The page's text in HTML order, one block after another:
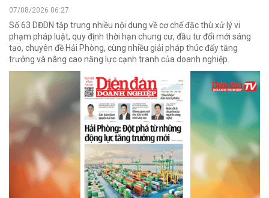
07/08/2026 06:27
Số 63 DĐDN tập trung nhiều nội dung về cơ chế đặc thù xử lý vi
phạm pháp luật, quy định thời hạn chung cư, đầu tư đổi mới sáng
tạo, chuyên đề Hải Phòng, cùng nhiều giải pháp thúc đẩy tăng
trưởng và nâng cao năng lực cạnh tranh của doanh nghiệp.